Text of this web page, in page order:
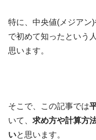
特に、中央値(メジアン
で初めて知ったという
思います。
そこで、この記事では
いて、求め方や計算方
いと思います。